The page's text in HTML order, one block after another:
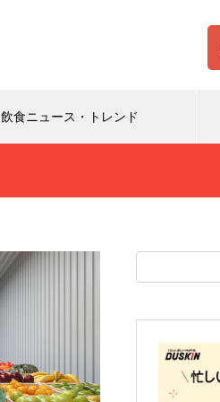
飲食ニュース・トレンド